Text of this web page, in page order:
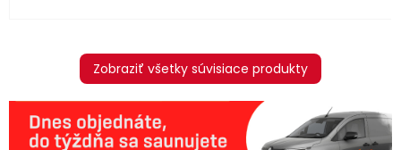
Zobraziť všetky súvisiace produkty